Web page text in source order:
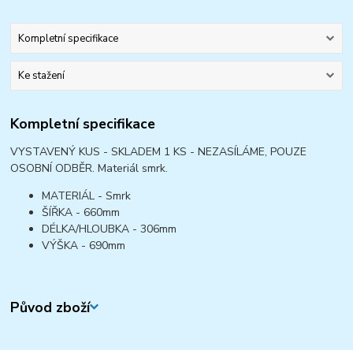
Kompletní specifikace
Ke stažení
Kompletní specifikace
VYSTAVENÝ KUS - SKLADEM 1 KS - NEZASÍLÁME, POUZE
OSOBNÍ ODBĚR. Materiál smrk.
MATERIÁL -Smrk
ŠÍŘKA -660mm
DÉLKA/HLOUBKA -306mm
VÝŠKA -690mm
Původ zboží